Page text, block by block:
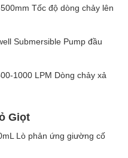
Tốc độ dòng chảy lên
Submersible Pump đầu
1000 LPM Dòng chảy xả
Giọt
Lò phản ứng giường cố